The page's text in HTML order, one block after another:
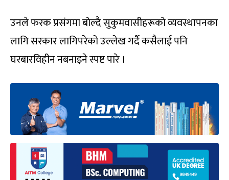
उनले फरक प्रसंगमा बोल्दै सुकुमवासीहरूको व्यवस्थापनका
लागि सरकार लागिपरेको उल्लेख गर्दै कसैलाई पनि
घरबारविहीन नबनाइने स्पष्ट पारे ।